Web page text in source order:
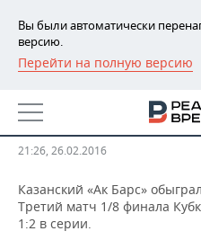
Вы были автоматически
версию.
Перейти на полную версию
РЕГИОНЫ
БАШКОРТОСТАН
ТАТАРСТАН
УДМУРТИЯ
НОВОСТИ
АНАЛИТИКА
НОВОСТИ АНАЛИТИКИ
ДЕКЛАРАЦИИ О
ЭКОНОМИКА
НОВОСТИ ЭКОНОМИКИ
ПРОМЫШЛЕННОСТЬ
Юлаев» со
21:26, 26.02.2016
Казанский «Ак Барс»
Третий матч 1/8 финала
1:2 в серии.